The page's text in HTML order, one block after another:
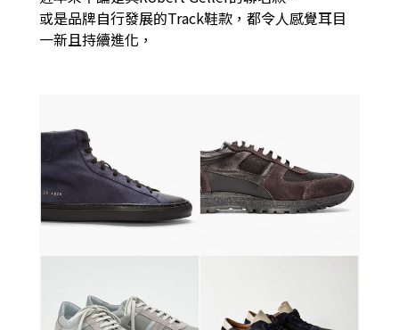
或是品牌自行發展的Track鞋款，都令人感覺耳目
一新且持續進化，